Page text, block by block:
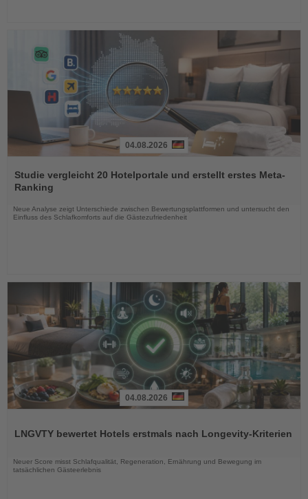
Sie
die
Nachrichten
04.08.2026
Studie vergleicht 20 Hotelportale und erstellt erstes Meta-
Ranking
Neue Analyse zeigt Unterschiede zwischen Bewertungsplattformen und untersucht den
Einfluss des Schlafkomforts auf die Gästezufriedenheit
die
04.08.2026
LNGVTY bewertet Hotels erstmals nach Longevity-Kriterien
Neuer Score misst Schlafqualität, Regeneration, Ernährung und Bewegung im
tatsächlichen Gästeerlebnis